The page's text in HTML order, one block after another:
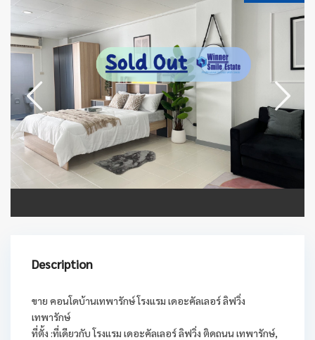
Description
ขาย คอนโดบ้านเทพารักษ์ โรงแรม เดอะคัลเลอร์ ลิฟวิ่ง
เทพารักษ์
ที่ตั้ง :ที่เดียวกับ โรงแรม เดอะคัลเลอร์ ลิฟวิ่ง ติดถนน เทพารักษ์,